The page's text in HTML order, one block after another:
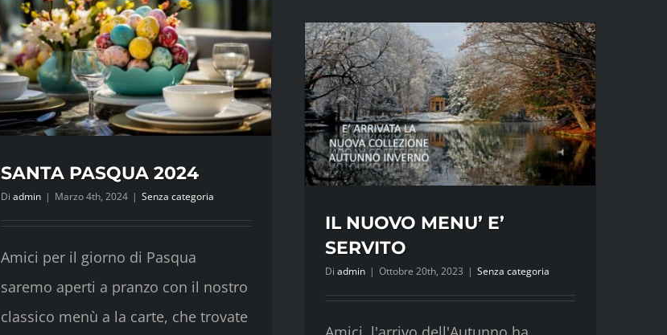
servito
PRIMAVERA
ESTATE
E’
ARRIVATA
SANTA PASQUA 2024
Di admin | Marzo 4th, 2024 | Senza categoria
Amici per il giorno di Pasqua
saremo aperti a pranzo con il nostro
classico menù a la carte, che trovate
IL NUOVO MENU’ E’
SERVITO
Di admin | Ottobre 20th, 2023 | Senza categoria